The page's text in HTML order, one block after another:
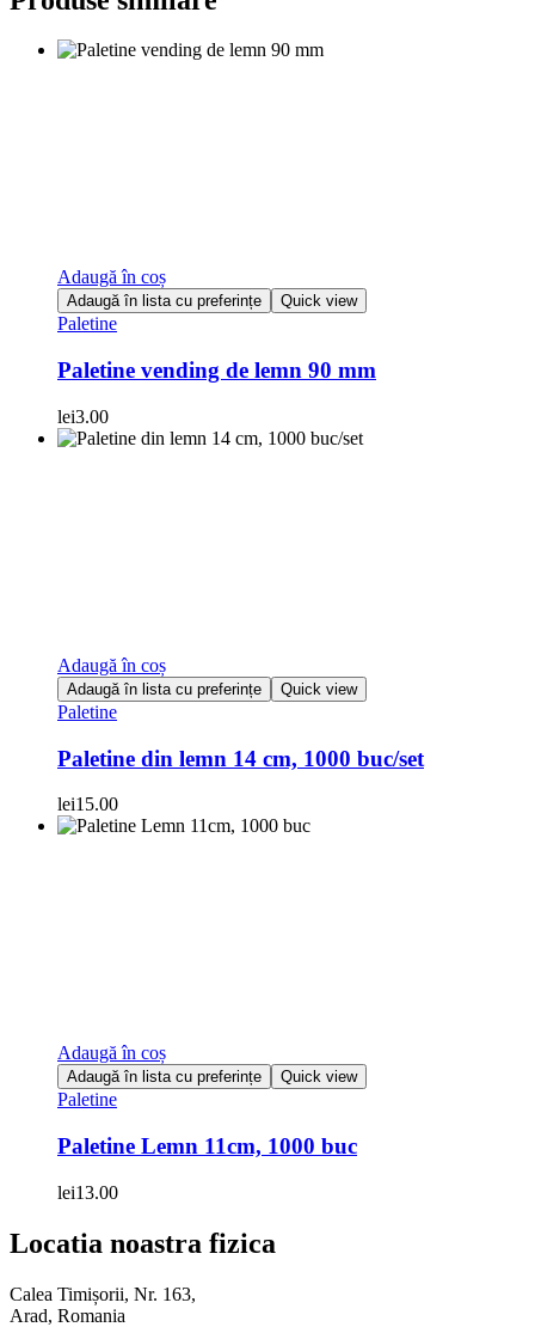
Adaugă în coș
Adaugă în lista cu preferințe Quick view
Paletine
Paletine vending de lemn 90 mm
lei3.00
Adaugă în coș
Adaugă în lista cu preferințe Quick view
Paletine
Paletine din lemn 14 cm, 1000 buc/set
lei15.00
Adaugă în coș
Adaugă în lista cu preferințe Quick view
Paletine
Paletine Lemn 11cm, 1000 buc
lei13.00
Locatia noastra fizica
Calea Timișorii, Nr. 163,
Arad, Romania